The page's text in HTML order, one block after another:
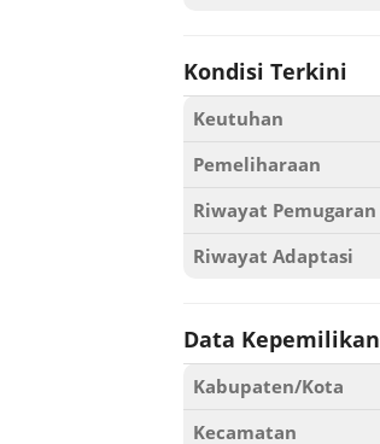
Kondisi Terkini
Keutuhan
Pemeliharaan
Riwayat Pemugaran
Riwayat Adaptasi
Data Kepemilikan
Kabupaten/Kota
Kecamatan